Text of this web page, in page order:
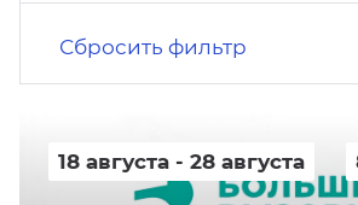
Сбросить фильтр
18 августа - 28 августа